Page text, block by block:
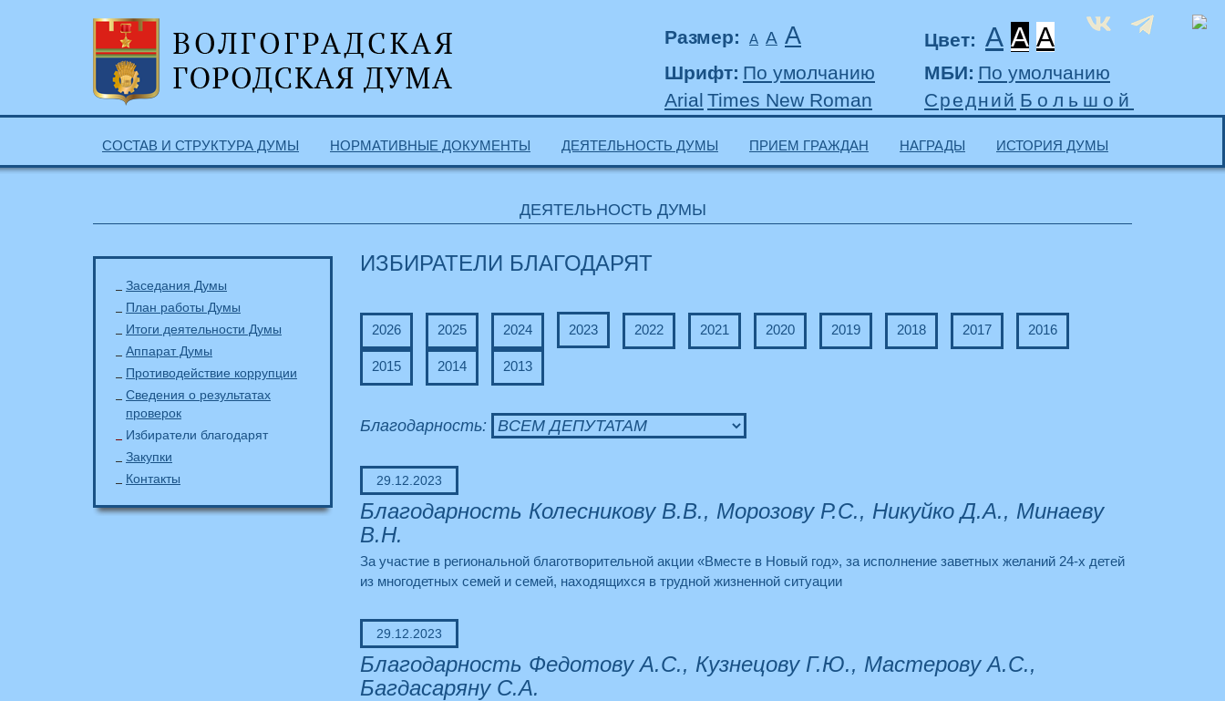
Размер: А А А Цвет: A A A
Шрифт: По умолчанию
Arial Times New Roman
МБИ: По умолчанию
Средний Большой
СОСТАВ И СТРУКТУРА ДУМЫ НОРМАТИВНЫЕ ДОКУМЕНТЫ ДЕЯТЕЛЬНОСТЬ ДУМЫ ПРИЕМ ГРАЖДАН НАГРАДЫ ИСТОРИЯ ДУМЫ
ДЕЯТЕЛЬНОСТЬ ДУМЫ
Заседания Думы
План работы Думы
Итоги деятельности Думы
Аппарат Думы
Противодействие коррупции
Сведения о результатах
проверок
Избиратели благодарят
Закупки
Контакты
ИЗБИРАТЕЛИ БЛАГОДАРЯТ
2026 2025 2024 2023 2022 2021 2020 2019 2018 2017 2016
2015 2014 2013
Благодарность:
29.12.2023
Благодарность Колесникову В.В., Морозову Р.С., Никуйко Д.А., Минаеву
В.Н.
За участие в региональной благотворительной акции «Вместе в Новый год», за исполнение заветных желаний 24-х детей
из многодетных семей и семей, находящихся в трудной жизненной ситуации
29.12.2023
Благодарность Федотову А.С., Кузнецову Г.Ю., Мастерову А.С.,
Багдасаряну С.А.